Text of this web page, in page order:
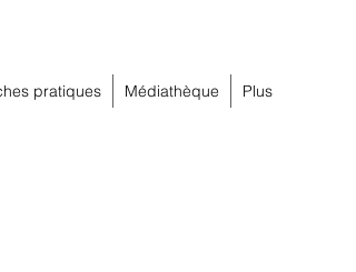
pratiques Médiathèque Plus